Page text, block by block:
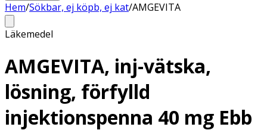
Hem/Sökbar, ej köpb, ej kat/AMGEVITA
Läkemedel
AMGEVITA, inj-vätska,
lösning, förfylld
injektionspenna 40 mg Ebb